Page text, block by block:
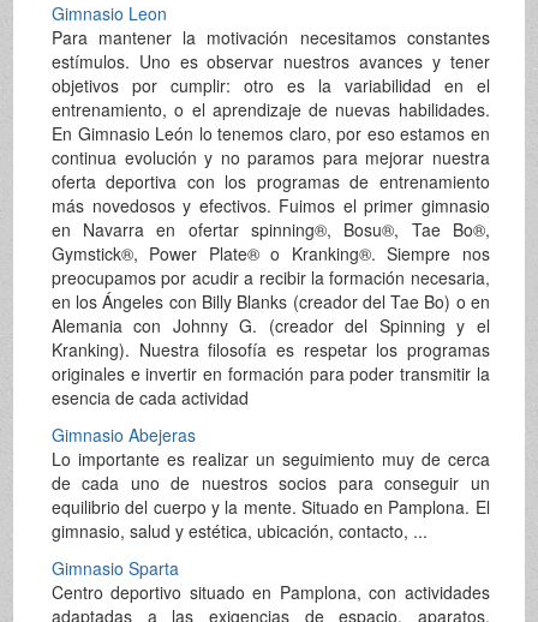
Gimnasio Leon
Para mantener la motivación necesitamos constantes
estímulos. Uno es observar nuestros avances y tener
objetivos por cumplir: otro es la variabilidad en el
entrenamiento, o el aprendizaje de nuevas habilidades.
En Gimnasio León lo tenemos claro, por eso estamos en
continua evolución y no paramos para mejorar nuestra
oferta deportiva con los programas de entrenamiento
más novedosos y efectivos. Fuimos el primer gimnasio
en Navarra en ofertar spinning®, Bosu®, Tae Bo®,
Gymstick®, Power Plate® o Kranking®. Siempre nos
preocupamos por acudir a recibir la formación necesaria,
en los Ángeles con Billy Blanks (creador del Tae Bo) o en
Alemania con Johnny G. (creador del Spinning y el
Kranking). Nuestra filosofía es respetar los programas
originales e invertir en formación para poder transmitir la
esencia de cada actividad
Gimnasio Abejeras
Lo importante es realizar un seguimiento muy de cerca
de cada uno de nuestros socios para conseguir un
equilibrio del cuerpo y la mente. Situado en Pamplona. El
gimnasio, salud y estética, ubicación, contacto, ...
Gimnasio Sparta
Centro deportivo situado en Pamplona, con actividades
adaptadas a las exigencias de espacio, aparatos,